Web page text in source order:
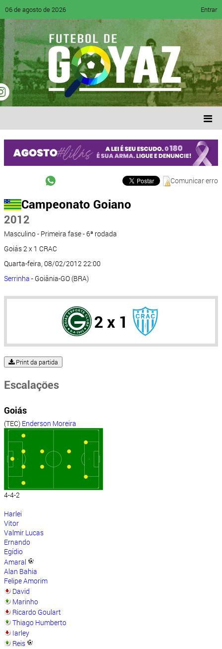
06 de agosto de 2026 Entrar
Comunicar erro
Campeonato Goiano
2012
Masculino - Primeira fase - 6ª rodada
Goiás 2 x 1 CRAC
Quarta-feira, 08/02/2012 22:00
Serrinha - Goiânia-GO (BRA)
2 x 1
Print da partida
Escalações
Goiás
(TEC) Enderson Moreira
4-4-2
Harlei
Vitor
Valmir Lucas
Ernando
Egídio
Amaral
Alan Bahia
Felipe Amorim
David
Marinho
Ricardo Goulart
Thiago Humberto
Iarley
Reis